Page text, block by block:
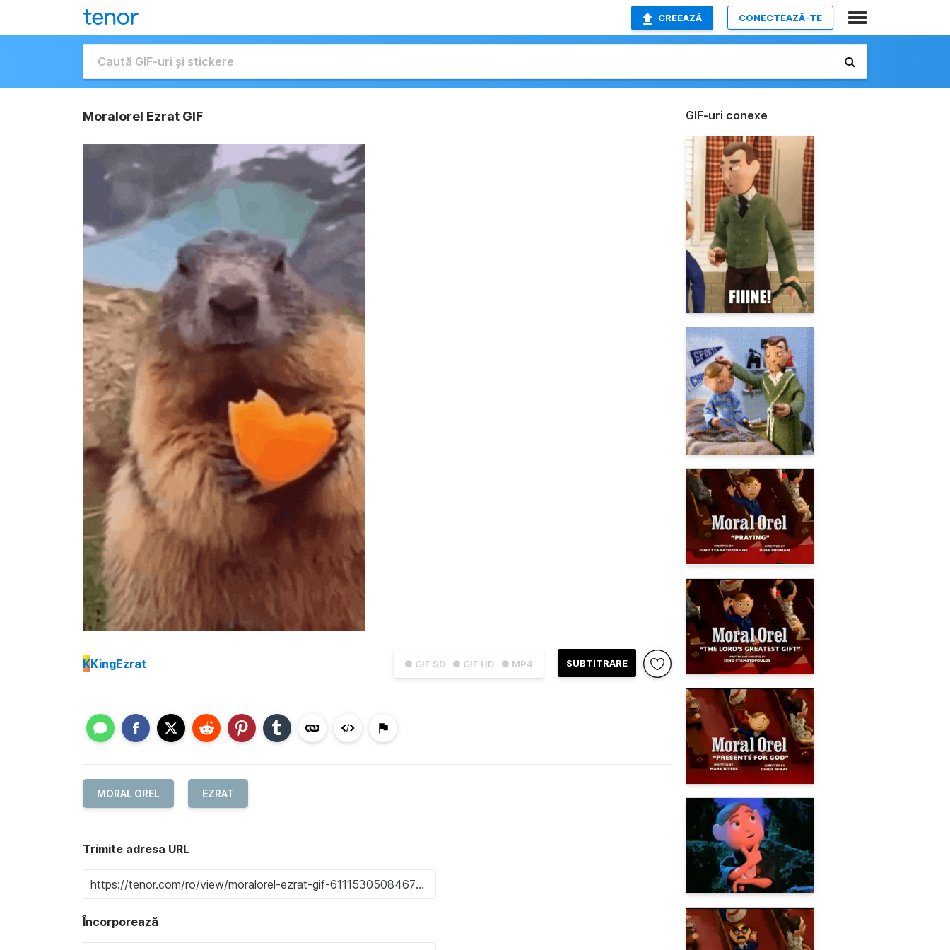
CREEAZĂ CONECTEAZĂ-TE
Moralorel Ezrat GIF
● GIF SD ● GIF HD ● MP4 SUBTITRARE
KKingEzrat
MORAL OREL EZRAT
Trimite adresa URL
Încorporează
GIF-uri conexe